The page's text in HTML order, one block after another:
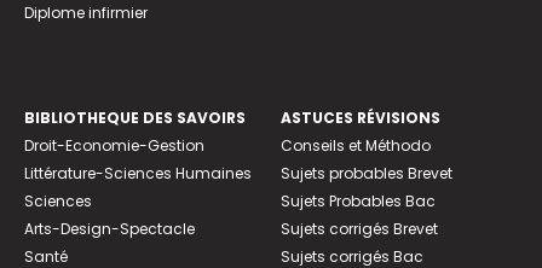
Diplome infirmier
BIBLIOTHEQUE DES SAVOIRS
Droit-Economie-Gestion
Littérature-Sciences Humaines
Sciences
Arts-Design-Spectacle
Santé
ASTUCES RÉVISIONS
Conseils et Méthodo
Sujets probables Brevet
Sujets Probables Bac
Sujets corrigés Brevet
Sujets corrigés Bac